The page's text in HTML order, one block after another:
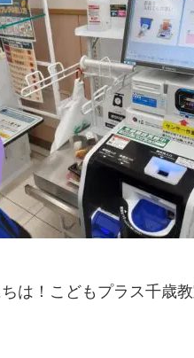
は！こどもプラス千歳教